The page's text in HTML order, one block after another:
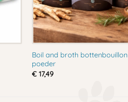
Boil and broth bottenbouillon
poeder
€17,49